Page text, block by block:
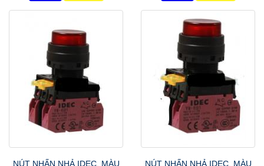
NÚT NHẤN NHẢ IDEC, MÀU
NÚT NHẤN NHẢ IDEC, MÀU